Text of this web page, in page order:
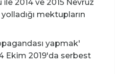
ile 2014 ve 2015 Nevruz
mektupların
yapmak'
Ekim 2019'da serbest